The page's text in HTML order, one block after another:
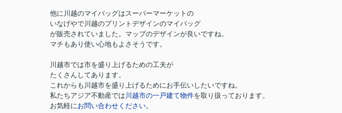
他に川越のマイバッグはスーパーマーケットの
いなげやで川越のプリントデザインのマイバッグ
が販売されていました。マップのデザインが良いですね。
マチもあり使い心地もよさそうです。
川越市では市を盛り上げるための工夫が
たくさんしてあります。
これからも川越市を盛り上げるためにお手伝いしたいですね。
私たちアジア不動産では 川越市の一戸建て物件を取り扱っております。
お気軽にお問い合わせください。